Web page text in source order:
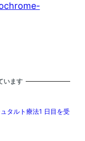
います
タルト療法1 日目を受